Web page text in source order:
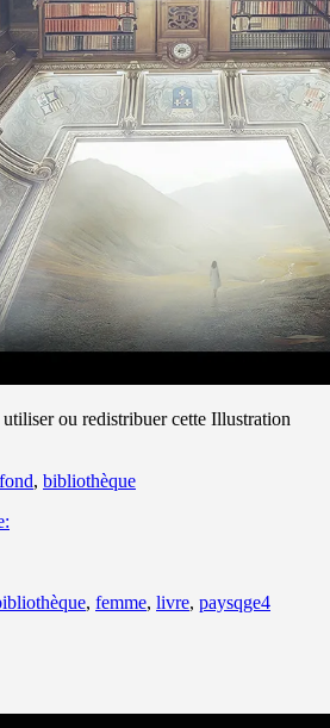
utiliser ou redistribuer cette Illustration
fond, bibliothèque
, femme, livre, paysqge4